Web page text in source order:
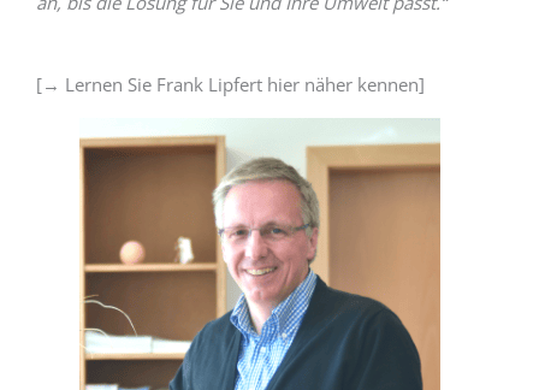
[→ Lernen Sie Frank Lipfert hier näher kennen]